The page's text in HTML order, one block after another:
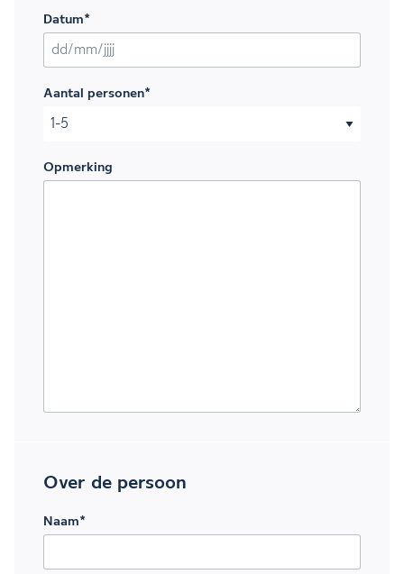
Datum*
DD slash MM slash JJJJ
Aantal personen*
Opmerking
Over de persoon
Naam*